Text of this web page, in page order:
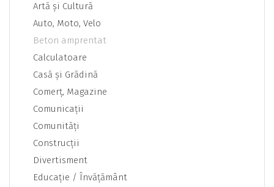
Artă şi Cultură
Auto, Moto, Velo
Beton amprentat
Calculatoare
Casă şi Grădină
Comerţ, Magazine
Comunicaţii
Comunităţi
Construcţii
Divertisment
Educaţie / Învăţământ